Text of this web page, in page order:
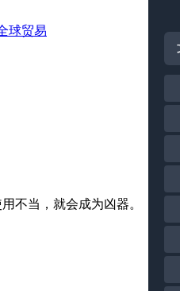
球贸易
不当，就会成为凶器。